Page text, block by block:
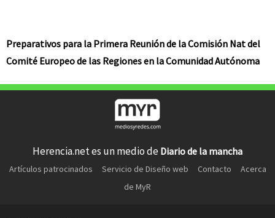
Preparativos para la Primera Reunión de la Comisión Nat del
Comité Europeo de las Regiones en la Comunidad Autónoma
Herencia.net es un medio de Diario de la mancha
Artículos patrocinados Servicio de Diseño web Contacto
Acerca
de MyR